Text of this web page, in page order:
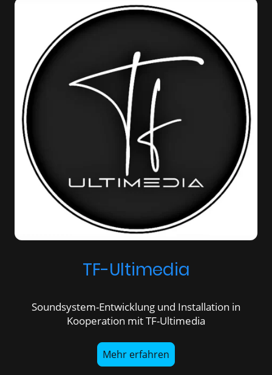
TF-Ultimedia
Soundsystem-Entwicklung und Installation in
Kooperation mit TF-Ultimedia
Mehr erfahren